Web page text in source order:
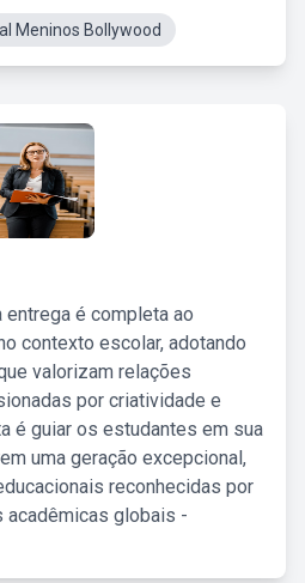
Meninos Bollywood
entrega é completa ao
contexto escolar, adotando
valorizam relações
por criatividade e
é guiar os estudantes em sua
uma geração excepcional,
reconhecidas por
globais -